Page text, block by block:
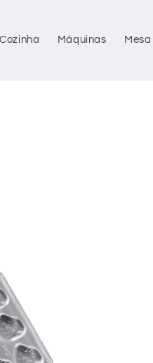
Cozinha Máquinas Mesa